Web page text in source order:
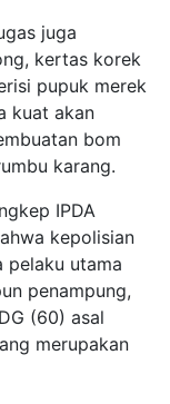
juga
kertas korek
pupuk merek
kuat akan
bom
karang.
IPDA
kepolisian
pelaku utama
penampung,
(60) asal
merupakan